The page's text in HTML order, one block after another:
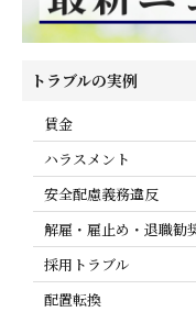
トラブルの実例
賃金
ハラスメント
安全配慮義務違反
解雇・雇止め・退職勧
採用トラブル
配置転換